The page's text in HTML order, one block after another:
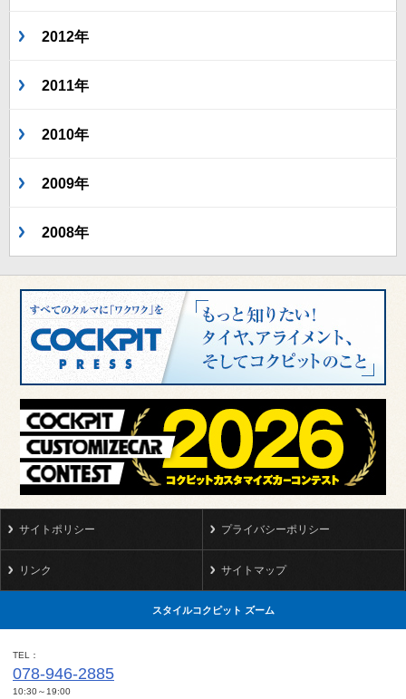
2012年
2011年
2010年
2009年
2008年
サイトポリシー プライバシーポリシー
リンク サイトマップ
スタイルコクピット ズーム
TEL
078-946-2885
10:30～19:00